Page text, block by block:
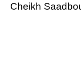
Cheikh